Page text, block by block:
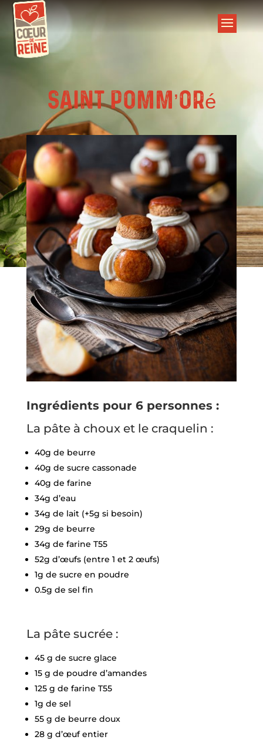
Saint Pomm’oré
Ingrédients pour 6 personnes :
La pâte à choux et le craquelin :
40g de beurre
40g de sucre cassonade
40g de farine
34g d’eau
34g de lait (+5g si besoin)
29g de beurre
34g de farine T55
52g d’œufs (entre 1 et 2 œufs)
1g de sucre en poudre
0.5g de sel fin
La pâte sucrée :
45 g de sucre glace
15 g de poudre d’amandes
125 g de farine T55
1g de sel
55 g de beurre doux
28 g d’œuf entier